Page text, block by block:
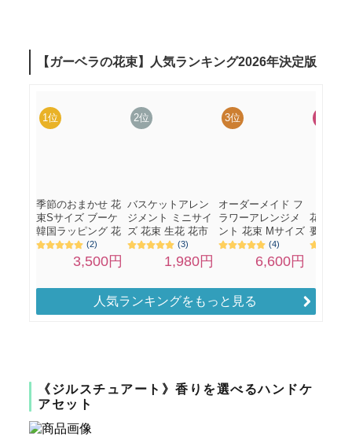
人気ランキングをもっと見る
《ジルスチュアート》香りを選べるハンドケ
アセット